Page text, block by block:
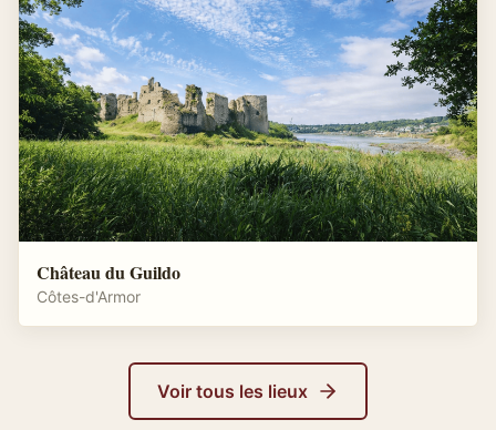
Château du Guildo
Côtes-d'Armor
Voir tous les lieux